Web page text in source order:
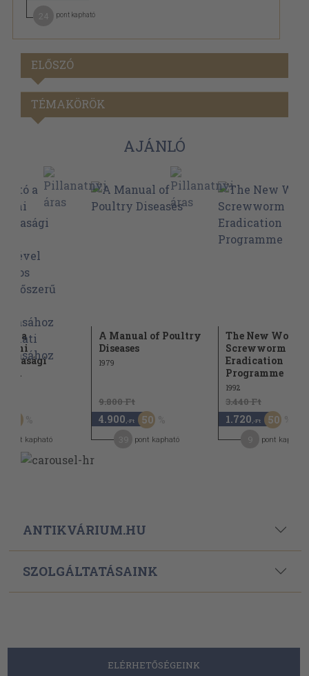
pont kapható
ELŐSZÓ
TÉMAKÖRÖK
AJÁNLÓ
a
pont kapható
A Manual of Poultry
Diseases
1979
9.800 Ft
4.900 ,-Ft 50
pont kapható
The New World
Screwworm
Eradication
Programme
1992
3.440 Ft
1.720 ,-Ft 50
pont kapható
ANTIKVÁRIUM.HU
SZOLGÁLTATÁSAINK
ELÉRHETŐSÉGEINK